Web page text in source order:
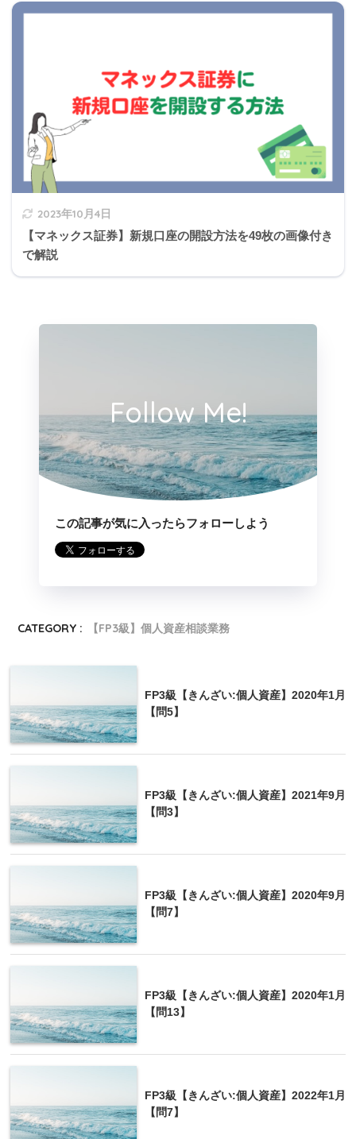
総所得金額
2023年10月4日
【マネックス証券】新規口座の開設方法を49枚の画像付き
で解説
Follow Me!
この記事が気に入ったらフォローしよう
CATEGORY : 【FP3級】個人資産相談業務
FP3級【きんざい:個人資産】2020年1月
【問5】
FP3級【きんざい:個人資産】2021年9月
【問3】
FP3級【きんざい:個人資産】2020年9月
【問7】
FP3級【きんざい:個人資産】2020年1月
【問13】
FP3級【きんざい:個人資産】2022年1月
【問7】